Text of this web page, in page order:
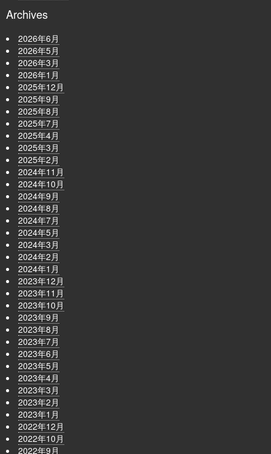
Archives
2026年6月
2026年5月
2026年3月
2026年1月
2025年12月
2025年9月
2025年8月
2025年7月
2025年4月
2025年3月
2025年2月
2024年11月
2024年10月
2024年9月
2024年8月
2024年7月
2024年5月
2024年3月
2024年2月
2024年1月
2023年12月
2023年11月
2023年10月
2023年9月
2023年8月
2023年7月
2023年6月
2023年5月
2023年4月
2023年3月
2023年2月
2023年1月
2022年12月
2022年10月
2022年9月